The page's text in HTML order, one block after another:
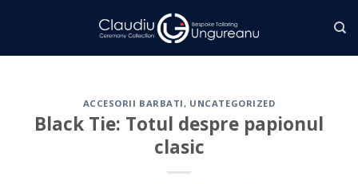
ACCESORII BARBATI, UNCATEGORIZED
Black Tie: Totul despre papionul
clasic